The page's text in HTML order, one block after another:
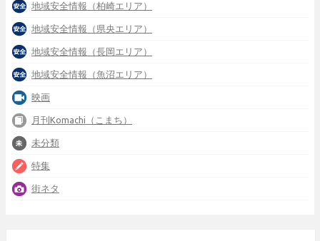
地域安全情報（柏崎エリア）
地域安全情報（県央エリア）
地域安全情報（長岡エリア）
地域安全情報（魚沼エリア）
映画
月刊Komachi（こまち）
未分類
特集
街ネタ